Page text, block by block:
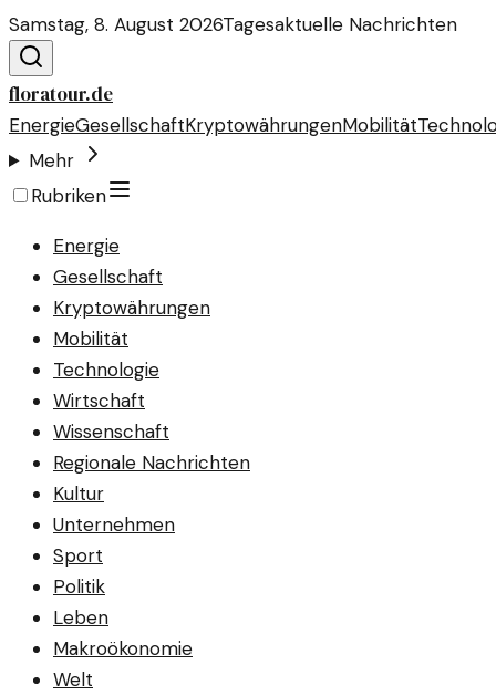
Samstag, 8. August 2026Tagesaktuelle Nachrichten
floratour.de
EnergieGesellschaftKryptowährungenMobilität
Mehr
Rubriken
Energie
Gesellschaft
Kryptowährungen
Mobilität
Technologie
Wirtschaft
Wissenschaft
Regionale Nachrichten
Kultur
Unternehmen
Sport
Politik
Leben
Makroökonomie
Welt